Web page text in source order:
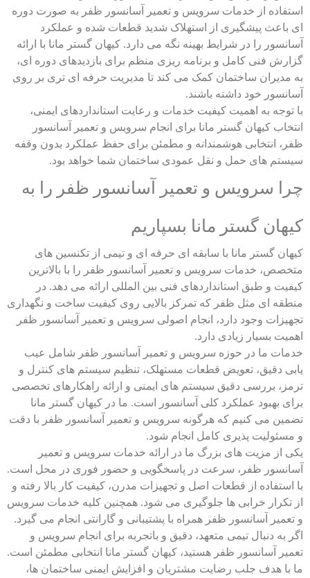
استفاده از خدمات سرویس و تعمیر آسانسور ظفر به صورت دوره
ای باعث پیشگیری از استهلاک شدید قطعات شده و عملکرد
آسانسور را در شرایط بهینه نگه می دارد. کیهان گستر مانا با ارائه
گزارش فنی کامل و برنامه ریزی منظم برای بازدیدهای دوره ای،
به مدیران ساختمان کمک می کند تا مدیریت حرفه ای تری بر روی
آسانسور خود داشته باشند.
با توجه به اهمیت کیفیت خدمات و رعایت استانداردهای ایمنی،
انتخاب کیهان گستر مانا برای انجام سرویس و تعمیر آسانسور
ظفر، انتخابی هوشمندانه و مطمئن برای حفظ عملکرد بدون وقفه
سیستم های حمل و نقل عمودی ساختمان شما خواهد بود.
چرا سرویس و تعمیر آسانسور ظفر را به
کیهان گستر مانا بسپاریم
کیهان گستر مانا با سابقه ای حرفه ای و تیمی از تکنسین های
متخصص، خدمات سرویس و تعمیر آسانسور ظفر را با بالاترین
کیفیت و طبق استانداردهای فنی بین المللی ارائه می دهد. در
منطقه ای مثل ظفر که تمرکز بالایی روی کیفیت ساخت و نگهداری
تجهیزات وجود دارد، انجام اصولی سرویس و تعمیر آسانسور ظفر
اهمیت بسیار زیادی دارد.
خدمات ما در حوزه سرویس و تعمیر آسانسور ظفر شامل عیب
یابی دقیق، تعویض قطعات مستهلک، تنظیم سیستم های کنترل و
ترمز، بررسی دقیق سیستم های ایمنی و ارائه راهکارهای تخصصی
برای بهبود عملکرد کلی آسانسور است. ما در کیهان گستر مانا
تضمین می کنیم که هرگونه سرویس و تعمیر آسانسور ظفر با دقت
و مسئولیت پذیری کامل انجام شود.
یکی از مزیت های بزرگ ما در ارائه خدمات سرویس و تعمیر
آسانسور ظفر، سرعت در پاسخگویی و حضور فوری در محل است.
با استفاده از قطعات اصل و تجهیزات مدرن، کیفیت کار بالا رفته و
از تکرار خرابی ها جلوگیری می شود. همچنین کلیه خدمات سرویس
و تعمیر آسانسور ظفر همراه با پشتیبانی و گارانتی انجام می گیرد.
اگر به دنبال تیمی متعهد، دقیق و باتجربه برای انجام سرویس و
تعمیر آسانسور ظفر هستید، کیهان گستر مانا انتخابی مطمئن است.
ما با هدف جلب رضایت مشتریان و افزایش ایمنی ساختمان ها،